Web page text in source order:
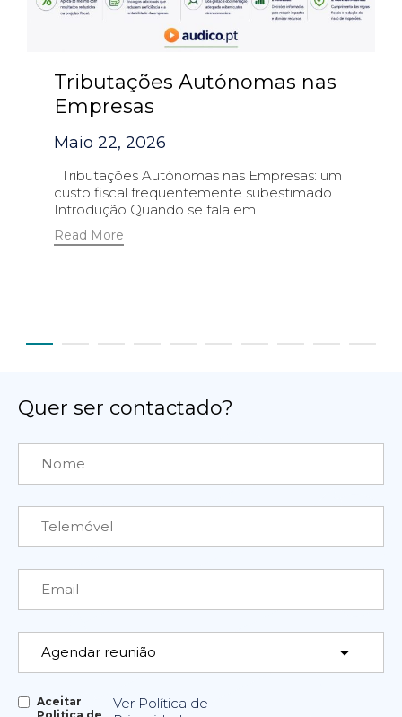
Tributações Autónomas nas
Empresas
Maio 22, 2026
Tributações Autónomas nas Empresas: um
custo fiscal frequentemente subestimado.
Introdução Quando se fala em...
Read More
Quer ser contactado?
Aceitar
Ver Política de